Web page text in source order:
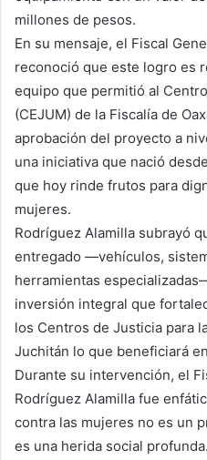
millones de pesos.
En su mensaje, el Fiscal
reconoció que este logro es
equipo que permitió al
(CEJUM) de la Fiscalía de
aprobación del proyecto a
una iniciativa que nació
que hoy rinde frutos para
mujeres.
Rodríguez Alamilla subrayó
entregado —vehículos,
herramientas
inversión integral que
los Centros de Justicia para
Juchitán lo que beneficiará
Durante su intervención, el
Rodríguez Alamilla fue
contra las mujeres no es un
es una herida social